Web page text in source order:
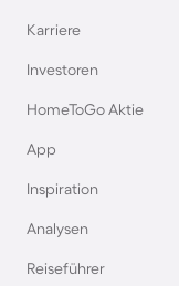
Karriere
Investoren
HomeToGo Aktie
App
Inspiration
Analysen
Reiseführer